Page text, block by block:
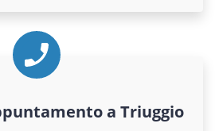
a Triuggio